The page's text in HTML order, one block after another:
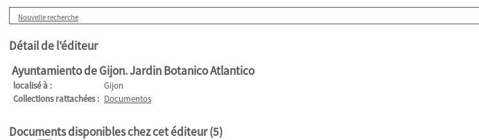
Nouvelle recherche
Détail de l'éditeur
Ayuntamiento de Gijon. Jardin Botanico Atlantico
localisé à :
Gijon
Collections rattachées : Documentos
Documents disponibles chez cet éditeur (5)